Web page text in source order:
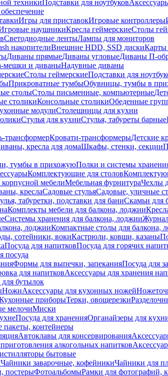
техникиПодставки для ноутбуков
Игры для приставокИгровые контроллеры
наушникиКресла геймерскиеСтолы
Светодиодные лентыЛампы для мониторов
накопителиВнешние HDD, SSD дискиКарты
Диваны прямыеДиваны угловыеДиваны П-
мешки и диваныНадувные диваны
Столы геймерскиеПодставки для
Прикроватные тумбыОбувницы, тумбы в
столыСтолы письменные, компьютерные
столикиКонсольные столикиОбеденные
модулиСтолешницы для кухни
Стулья для кухниСтулья, табуреты барные
трансформерКровати-трансформерыДетские
кресла для домаШкафы, стенки, секции
тумбы в прихожуюПолки и системы
Комплектующие для столов
мебелиМебельная фурнитураЧехлы
креслаСадовые стульяСадовые, уличные
табуретки, подставки для баниСкамьи для
Комплекты мебели для балкона, лоджии
Системы хранения для балкона, лоджии
лоджииКомпактные столы для балкона,
сотейники, вокиКастрюли, ковши, казаны
Посуда для напитковПосуда для горячих
посуда
Формы для выпечки, запеканияПосуда для
для напитковАксессуары для хранения
бутылок
НожиАксессуары для кухонных ножей
приборыТерки, овощерезки
мелочиМиски
Посуда для храненияОрганайзеры для
пакеты, контейнеры
Автоклавы для консервирования
алкогольных напитков
бытовые
Чайники заварочные, кофейникиЧайники для
постерыФотоальбомыРамки для фотографий,